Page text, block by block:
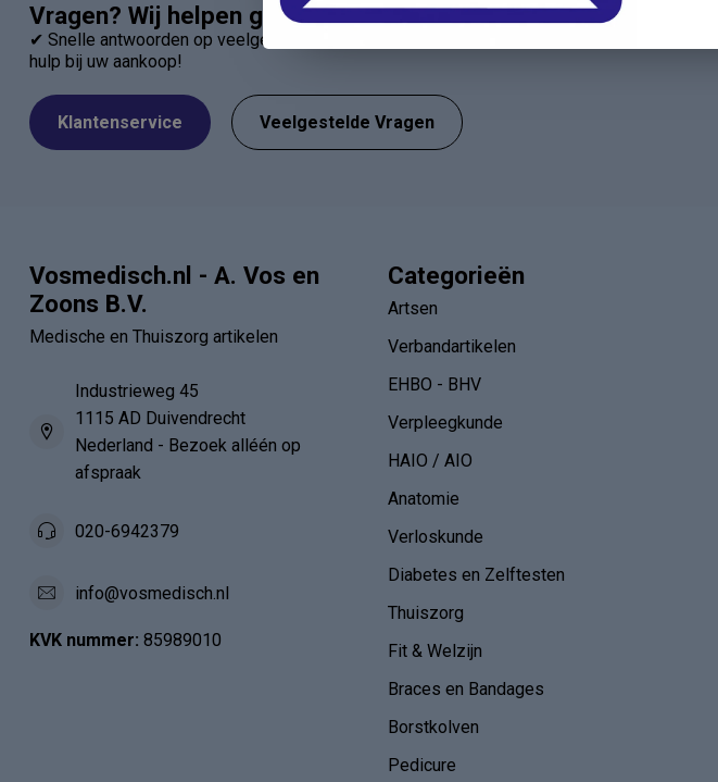
Vragen? Wij helpen graag!
✔ Snelle antwoorden op veelgestelde vragen ✔ Direct contact met onze klantenservice ✔
hulp bij uw aankoop!
Klantenservice Veelgestelde Vragen
Vosmedisch.nl - A. Vos en
Zoons B.V.
Medische en Thuiszorg artikelen
Industrieweg 45
1115 AD Duivendrecht
Nederland - Bezoek alléén op
afspraak
020-6942379
info@vosmedisch.nl
KVK nummer: 85989010
Categorieën
Artsen
Verbandartikelen
EHBO - BHV
Verpleegkunde
HAIO / AIO
Anatomie
Verloskunde
Diabetes en Zelftesten
Thuiszorg
Fit & Welzijn
Braces en Bandages
Borstkolven
Pedicure